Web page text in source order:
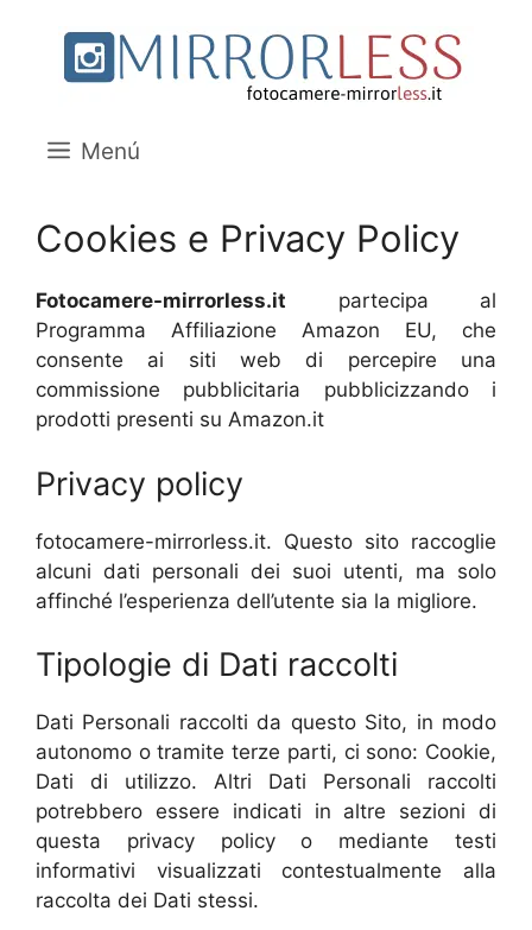
contenido
Menú
Cookies e Privacy Policy
Fotocamere-mirrorless.it partecipa al
Programma Affiliazione Amazon EU, che
consente ai siti web di percepire una
commissione pubblicitaria pubblicizzando i
prodotti presenti su Amazon.it
Privacy policy
fotocamere-mirrorless.it. Questo sito raccoglie
alcuni dati personali dei suoi utenti, ma solo
affinché l’esperienza dell’utente sia la migliore.
Tipologie di Dati raccolti
Dati Personali raccolti da questo Sito, in modo
autonomo o tramite terze parti, ci sono: Cookie,
Dati di utilizzo. Altri Dati Personali raccolti
potrebbero essere indicati in altre sezioni di
questa privacy policy o mediante testi
informativi visualizzati contestualmente alla
raccolta dei Dati stessi.